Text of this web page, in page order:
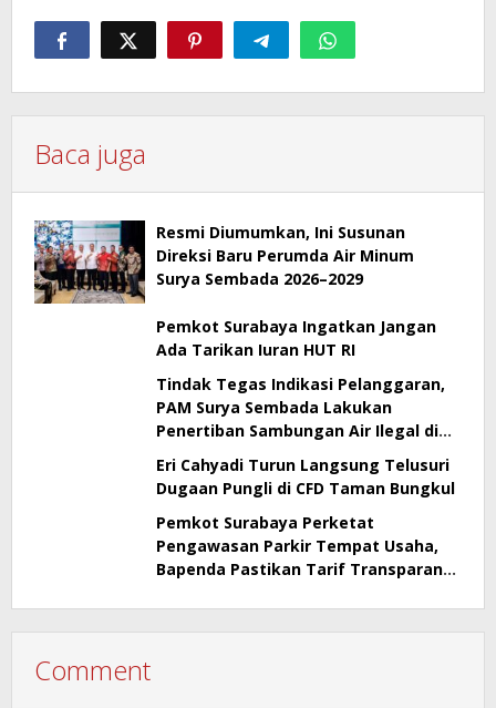
Baca juga
Resmi Diumumkan, Ini Susunan
Direksi Baru Perumda Air Minum
Surya Sembada 2026–2029
Pemkot Surabaya Ingatkan Jangan
Ada Tarikan Iuran HUT RI
Tindak Tegas Indikasi Pelanggaran,
PAM Surya Sembada Lakukan
Penertiban Sambungan Air Ilegal di
Perak Barat Surabaya
Eri Cahyadi Turun Langsung Telusuri
Dugaan Pungli di CFD Taman Bungkul
Pemkot Surabaya Perketat
Pengawasan Parkir Tempat Usaha,
Bapenda Pastikan Tarif Transparan
Comment